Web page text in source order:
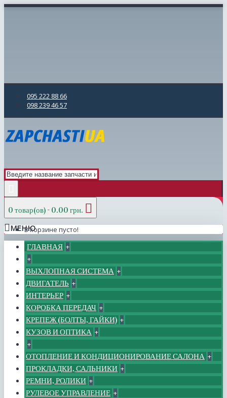
095 222 88 66
098 239 46 57
0 товар(ов) - 0.00 грн.
В корзине пусто!
МЕНЮ
ГЛАВНАЯ +
+
ВЫХЛОПНАЯ СИСТЕМА +
ДВИГАТЕЛЬ +
ИНТЕРЬЕР +
КОРОБКА ПЕРЕДАЧ +
КРЕПЕЖ (БОЛТЫ, ГАЙКИ) +
КУЗОВ И ОПТИКА +
+
ОТОПЛЕНИЕ И КОНДИЦИОНИРОВАНИЕ САЛОНА +
ПРОКЛАДКИ, САЛЬНИКИ +
РЕМНИ, РОЛИКИ +
РУЛЕВОЕ УПРАВЛЕНИЕ +